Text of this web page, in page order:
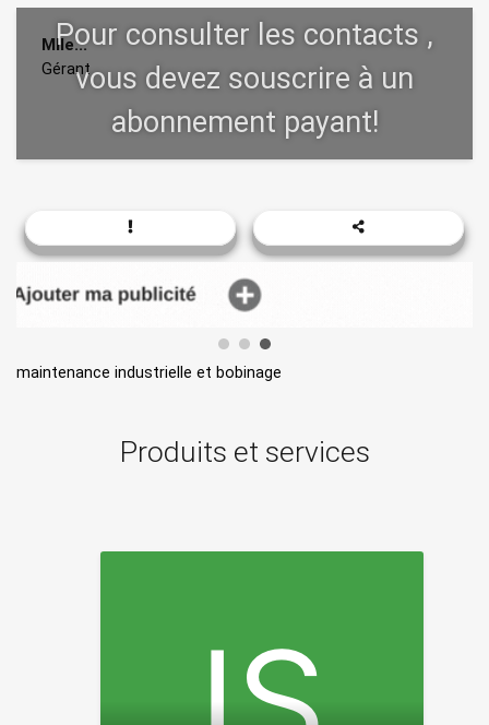
Mlle...
Gérant
maintenance industrielle et bobinage
Produits et services